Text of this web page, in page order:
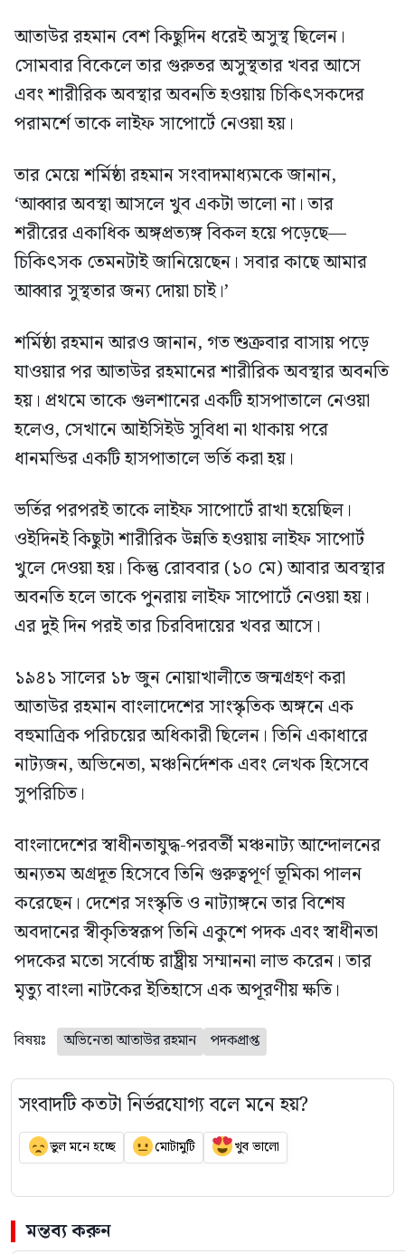
আতাউর রহমান বেশ কিছুদিন ধরেই অসুস্থ ছিলেন।
সোমবার বিকেলে তার গুরুতর অসুস্থতার খবর আসে
এবং শারীরিক অবস্থার অবনতি হওয়ায় চিকিৎসকদের
পরামর্শে তাকে লাইফ সাপোর্টে নেওয়া হয়।
তার মেয়ে শর্মিষ্ঠা রহমান সংবাদমাধ্যমকে জানান,
‘আব্বার অবস্থা আসলে খুব একটা ভালো না। তার
শরীরের একাধিক অঙ্গপ্রত্যঙ্গ বিকল হয়ে পড়েছে—
চিকিৎসক তেমনটাই জানিয়েছেন। সবার কাছে আমার
আব্বার সুস্থতার জন্য দোয়া চাই।’
শর্মিষ্ঠা রহমান আরও জানান, গত শুক্রবার বাসায় পড়ে
যাওয়ার পর আতাউর রহমানের শারীরিক অবস্থার অবনতি
হয়। প্রথমে তাকে গুলশানের একটি হাসপাতালে নেওয়া
হলেও, সেখানে আইসিইউ সুবিধা না থাকায় পরে
ধানমন্ডির একটি হাসপাতালে ভর্তি করা হয়।
ভর্তির পরপরই তাকে লাইফ সাপোর্টে রাখা হয়েছিল।
ওইদিনই কিছুটা শারীরিক উন্নতি হওয়ায় লাইফ সাপোর্ট
খুলে দেওয়া হয়। কিন্তু রোববার (১০ মে) আবার অবস্থার
অবনতি হলে তাকে পুনরায় লাইফ সাপোর্টে নেওয়া হয়।
এর দুই দিন পরই তার চিরবিদায়ের খবর আসে।
১৯৪১ সালের ১৮ জুন নোয়াখালীতে জন্মগ্রহণ করা
আতাউর রহমান বাংলাদেশের সাংস্কৃতিক অঙ্গনে এক
বহুমাত্রিক পরিচয়ের অধিকারী ছিলেন। তিনি একাধারে
নাট্যজন, অভিনেতা, মঞ্চনির্দেশক এবং লেখক হিসেবে
সুপরিচিত।
বাংলাদেশের স্বাধীনতাযুদ্ধ-পরবর্তী মঞ্চনাট্য আন্দোলনের
অন্যতম অগ্রদূত হিসেবে তিনি গুরুত্বপূর্ণ ভূমিকা পালন
করেছেন। দেশের সংস্কৃতি ও নাট্যাঙ্গনে তার বিশেষ
অবদানের স্বীকৃতিস্বরূপ তিনি একুশে পদক এবং স্বাধীনতা
পদকের মতো সর্বোচ্চ রাষ্ট্রীয় সম্মাননা লাভ করেন। তার
মৃত্যু বাংলা নাটকের ইতিহাসে এক অপূরণীয় ক্ষতি।
বিষয়ঃ অভিনেতা আতাউর রহমান পদকপ্রাপ্ত
সংবাদটি কতটা নির্ভরযোগ্য বলে মনে হয়?
ভুল মনে হচ্ছে মোটামুটি খুব ভালো
মন্তব্য করুন